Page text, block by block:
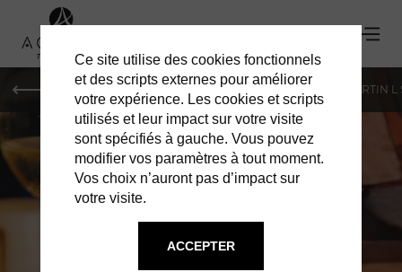
MONACO GENÈVE ST-MARTIN
LE REFUGE
Ce site utilise des cookies fonctionnels
et des scripts externes pour améliorer
votre expérience. Les cookies et scripts
utilisés et leur impact sur votre visite
sont spécifiés à gauche. Vous pouvez
modifier vos paramètres à tout moment.
Vos choix n’auront pas d’impact sur
votre visite.
ACCEPTER